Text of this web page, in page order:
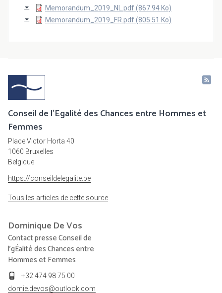
Memorandum_2019_NL.pdf (867.94 Ko)
Memorandum_2019_FR.pdf (805.51 Ko)
Conseil de l'Egalité des Chances entre Hommes et
Femmes
Place Victor Horta 40
1060 Bruxelles
Belgique
https://conseildelegalite.be
Tous les articles de cette source
Dominique De Vos
Contact presse Conseil de
l'gÉalité des Chances entre
Hommes et Femmes
+32 474 98 75 00
domie.devos@outlook.com